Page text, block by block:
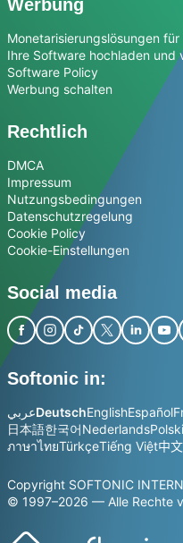
Werbung
Monetarisierungslösungen für
Ihre Software hochladen und
Software Policy
Werbung schalten
Rechtlich
DMCA
Impressum
Nutzungsbedingungen
Datenschutzregelung
Cookie Policy
Cookie-Einstellungen
Social media
Softonic in:
عربيDeutschEnglishEspañol
日本語한국어NederlandsPolski
ภาษาไทยTürkçeTiếng Việt中文
Copyright SOFTONIC
© 1997–2026 — Alle Rechte